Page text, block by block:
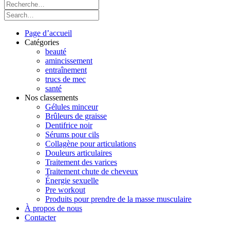
Page d’accueil
Catégories
beauté
amincissement
entraînement
trucs de mec
santé
Nos classements
Gélules minceur
Brûleurs de graisse
Dentifrice noir
Sérums pour cils
Collagène pour articulations
Douleurs articulaires
Traitement des varices
Traitement chute de cheveux
Énergie sexuelle
Pre workout
Produits pour prendre de la masse musculaire
À propos de nous
Contacter